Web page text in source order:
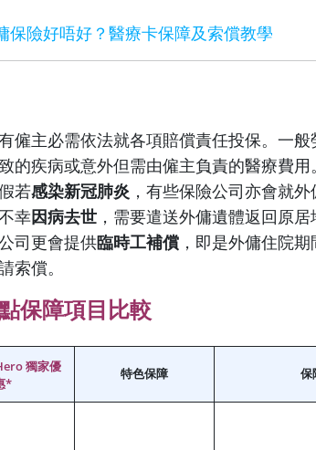
險好唔好？醫療卡保障及索償教學
僱主必需依法就各項賠償責任投保。一般
的疾病或意外但需由僱主負責的醫療費用
若感染新冠肺炎 ，有些保險公司亦會就外
幸因病去世 ，需要遣送外傭遺體返回原
司更會提供臨時工補償 ，即是外傭住院
索償。
保障項目比較
獨家優
*
特色保障 保